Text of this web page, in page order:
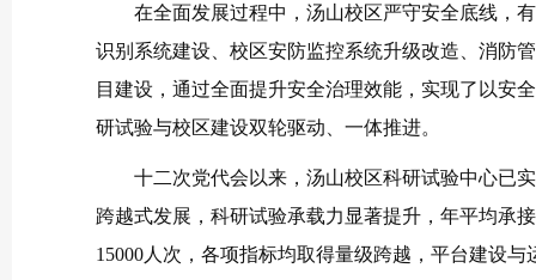
在全面发展过程中，汤山校区严守安全底线，
识别系统建设、校区安防监控系统升级改造、消防
目建设，通过全面提升安全治理效能，实现了以安
研试验与校区建设双轮驱动、一体推进。
十二次党代会以来，汤山校区科研试验中心已
跨越式发展，科研试验承载力显著提升，年平均承
15000人次，各项指标均取得量级跨越，平台建设